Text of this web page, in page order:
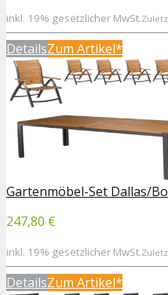
inkl. 19% gesetzlicher MwSt.
DetailsZum Artikel*
Gartenmöbel-Set Dallas/
247,80 €
inkl. 19% gesetzlicher MwSt.
DetailsZum Artikel*